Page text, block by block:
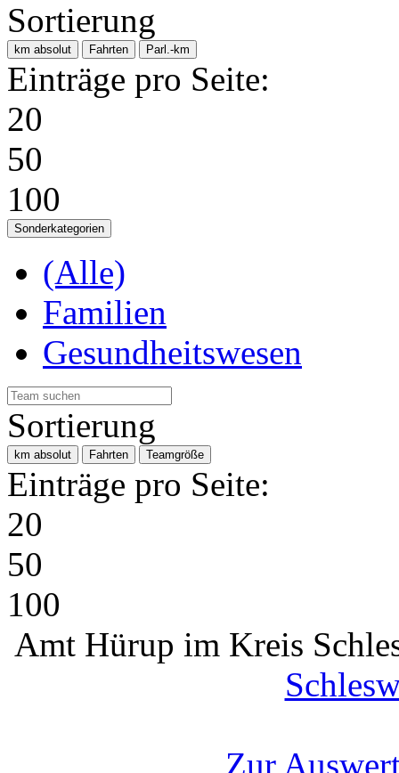
Sortierung
km absolut Fahrten Parl.-km
Einträge pro Seite:
20
50
100
Sonderkategorien
(Alle)
Familien
Gesundheitswesen
Sortierung
km absolut Fahrten Teamgröße
Einträge pro Seite:
20
50
100
Amt Hürup im Kreis
Zur